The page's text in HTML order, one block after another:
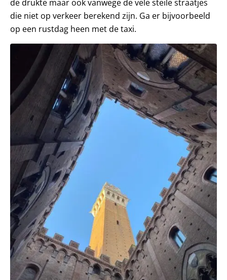
de drukte maar ook vanwege de vele steile straatjes
die niet op verkeer berekend zijn. Ga er bijvoorbeeld
op een rustdag heen met de taxi.